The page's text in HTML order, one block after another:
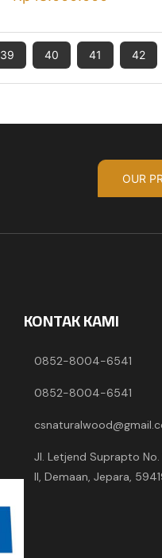
39 40 41 42
OUR
KONTAK KAMI
0852-8004-6541
0852-8004-6541
Jl. Letjend Suprapto No.
II, Demaan, Jepara,